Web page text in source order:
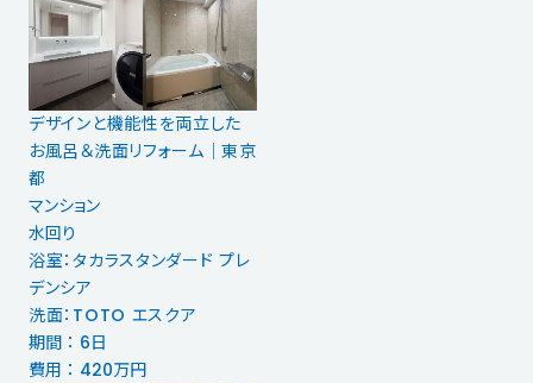
デザインと機能性を両立した
お風呂＆洗面リフォーム｜東京
都
マンション
水回り
浴室：タカラスタンダード プレ
デンシア
洗面：TOTO エスクア
期間 ： 6日
費用 ： 420万円